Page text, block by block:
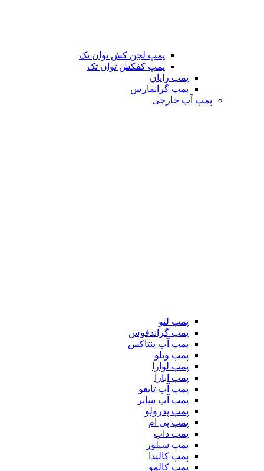
پمپ لجن کش توان تک
پمپ کفکش توان تک
پمپ رایان
پمپ گرانفارس
پمپ آب خارجی
پمپ لئو
پمپ گراندفوس
پمپ آب پنتاکس
پمپ ویلو
پمپ لوارا
پمپ ابارا
پمپ آب تایفو
پمپ آب سایر
پمپ پدرولو
پمپ پی ام
پمپ داب
پمپ سیلور
پمپ کالپدا
پمپ کالمو